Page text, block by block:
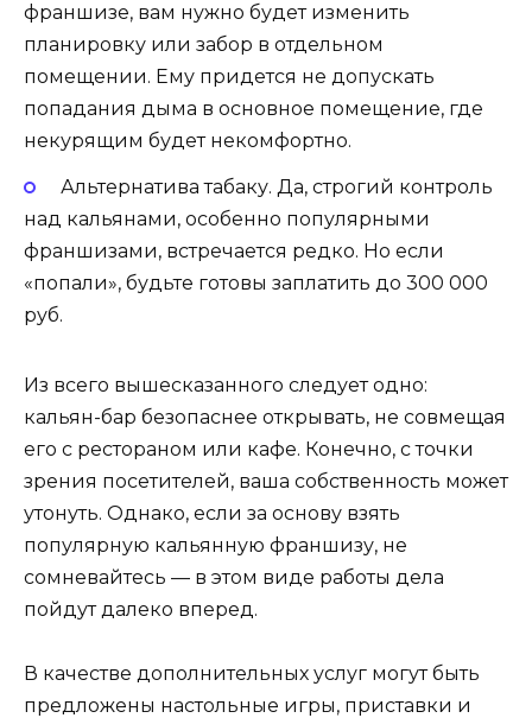
франшизе, вам нужно будет изменить
планировку или забор в отдельном
помещении. Ему придется не допускать
попадания дыма в основное помещение, где
некурящим будет некомфортно.
Альтернатива табаку. Да, строгий контроль
над кальянами, особенно популярными
франшизами, встречается редко. Но если
«попали», будьте готовы заплатить до 300 000
руб.
Из всего вышесказанного следует одно:
кальян-бар безопаснее открывать, не совмещая
его с рестораном или кафе. Конечно, с точки
зрения посетителей, ваша собственность может
утонуть. Однако, если за основу взять
популярную кальянную франшизу, не
сомневайтесь — в этом виде работы дела
пойдут далеко вперед.
В качестве дополнительных услуг могут быть
предложены настольные игры, приставки и